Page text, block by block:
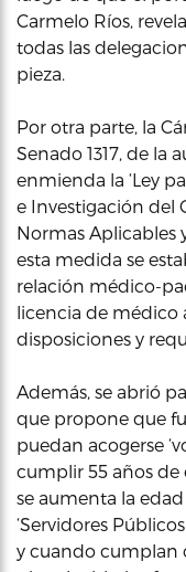
Carmelo Ríos,
todas las
pieza.
Por otra parte, la
Senado 1317, de la
enmienda la ‘Ley
e Investigación del
Normas Aplicables
esta medida se
relación médico-
licencia de médico
disposiciones y
Además, se abrió
que propone que
puedan acogerse
cumplir 55 años de
se aumenta la
‘Servidores
y cuando cumplan